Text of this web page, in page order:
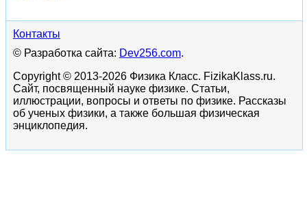
Контакты
© Разработка сайта: Dev256.com.
Copyright © 2013-2026 Физика Класс. FizikaKlass.ru.
Сайт, посвященный науке физике. Статьи,
иллюстрации, вопросы и ответы по физике. Рассказы
об ученых физики, а также большая физическая
энциклопедия.